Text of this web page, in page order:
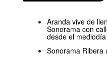
Aranda vive de
Sonorama con
desde el mediodía
Sonorama Ribera